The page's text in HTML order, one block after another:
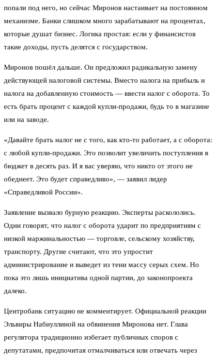
попали под него, но сейчас Миронов настаивает на постоянном
механизме. Банки слишком много зарабатывают на процентах,
которые душат бизнес. Логика простая: если у финансистов
такие доходы, пусть делятся с государством.
Миронов пошёл дальше. Он предложил радикальную замену
действующей налоговой системы. Вместо налога на прибыль и
налога на добавленную стоимость — ввести налог с оборота. То
есть брать процент с каждой купли-продажи, будь то в магазине
или на заводе.
«Давайте брать налог не с того, как кто-то работает, а с оборота:
с любой купли-продажи. Это позволит увеличить поступления в
бюджет в десять раз. И я вас уверяю, что никто от этого не
обеднеет. Это будет справедливо», — заявил лидер
«Справедливой России».
Заявление вызвало бурную реакцию. Эксперты раскололись.
Одни говорят, что налог с оборота ударит по предприятиям с
низкой маржинальностью — торговле, сельскому хозяйству,
транспорту. Другие считают, что это упростит
администрирование и выведет из тени массу серых схем. Но
пока это лишь инициатива одной партии, до законопроекта
далеко.
Центробанк ситуацию не комментирует. Официальной реакции
Эльвиры Набиуллиной на обвинения Миронова нет. Глава
регулятора традиционно избегает публичных споров с
депутатами, предпочитая отмалчиваться или отвечать через